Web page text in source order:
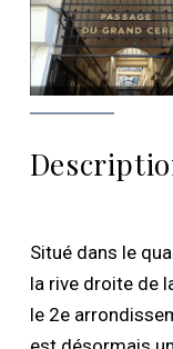
Situé dans le
la rive droite de
le 2e